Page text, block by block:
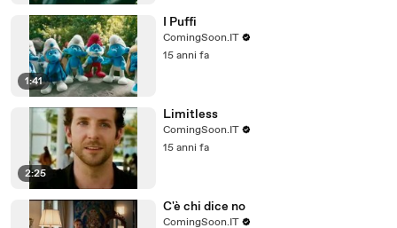
1:41
I Puffi
ComingSoon.IT
15 anni fa
2:25
Limitless
ComingSoon.IT
15 anni fa
C'è chi dice no
ComingSoon.IT